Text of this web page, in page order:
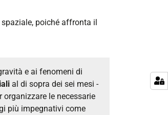
poiché affronta il
e ai fenomeni di
al di sopra dei sei mesi -
le necessarie
più impegnativi come